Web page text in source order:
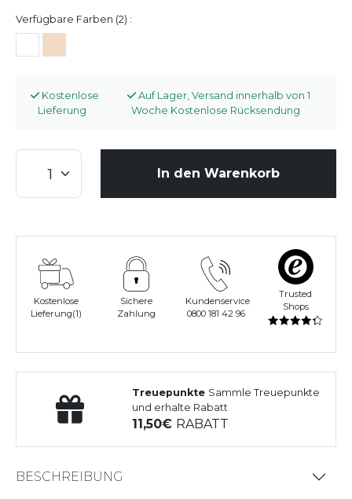
Verfügbare Farben (2) :
Kostenlose
Lieferung
Auf Lager, Versand innerhalb von 1
Woche Kostenlose Rücksendung
In den Warenkorb
Kostenlose
Lieferung(1)
Sichere
Zahlung
Kundenservice
0800 181 42 96
Trusted
Shops
Treuepunkte Sammle Treuepunkte
und erhalte Rabatt
11,50 RABATT
BESCHREIBUNG